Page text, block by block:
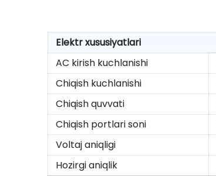
Elektr xususiyatlari
AC kirish kuchlanishi
Chiqish kuchlanishi
Chiqish quvvati
Chiqish portlari soni
Voltaj aniqligi
Hozirgi aniqlik